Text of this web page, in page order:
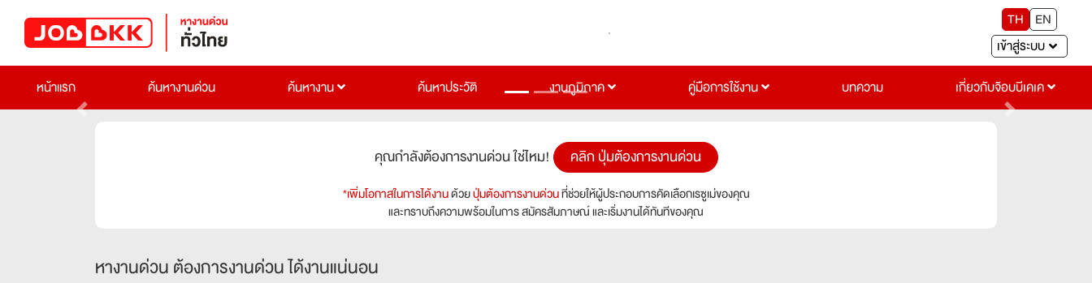
TH
EN
เข้าสู่ระบบ
หน้าแรก
ค้นหางานด่วน ค้นหางาน ค้นหาประวัติ งานภูมิภาค คู่มือการใช้งาน บทความ
เกี่ยวกับจ๊อบบีเคเค
คุณกำลังต้องการงานด่วน ใช่ไหม! คลิก ปุ่มต้องการงานด่วน
*เพิ่มโอกาสในการได้งานด้วยปุ่มต้องการงานด่วนที่ช่วยให้ผู้ประกอบการคัดเลือกเรซูเม่ของคุณ
และทราบถึงความพร้อมในการ สมัครสัมภาษณ์ และเริ่มงานได้ทันทีของคุณ
หางานด่วน ต้องการงานด่วน ได้งานแน่นอน